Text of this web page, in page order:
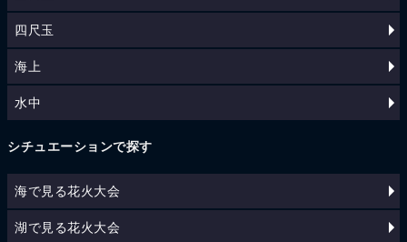
四尺玉
海上
水中
シチュエーションで探す
海で見る花火大会
湖で見る花火大会